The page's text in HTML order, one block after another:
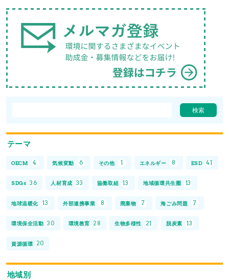
テーマ
OECM 4 気候変動 6 その他 1 エネルギー 8 ESD 41
SDGs 36 人材育成 33 協働取組 13 地域循環共生圏 13
地球温暖化 13 外部連携事業 8 廃棄物 7 海ごみ問題 7
環境保全活動 30 環境教育 28 生物多様性 21 脱炭素 13
資源循環 20
地域別